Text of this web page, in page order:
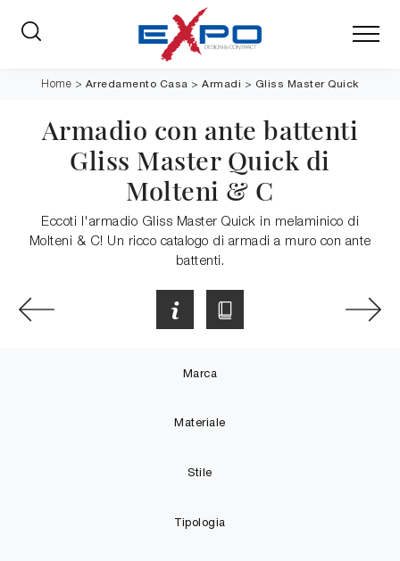
Home > Arredamento Casa >Armadi > Gliss Master Quick
Armadio con ante battenti
Gliss Master Quick di
Molteni & C
Eccoti l'armadio Gliss Master Quick in melaminico di
Molteni & C! Un ricco catalogo di armadi a muro con ante
battenti.
Marca
Materiale
Stile
Tipologia